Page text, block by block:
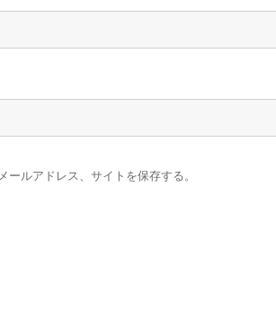
ルアドレス、サイトを保存する。